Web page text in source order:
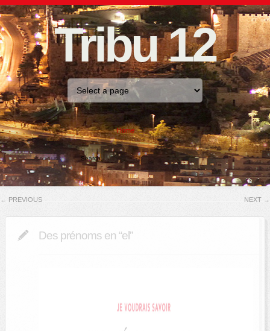
Tribu 12
Home
← PREVIOUS NEXT →
Des prénoms en “el”